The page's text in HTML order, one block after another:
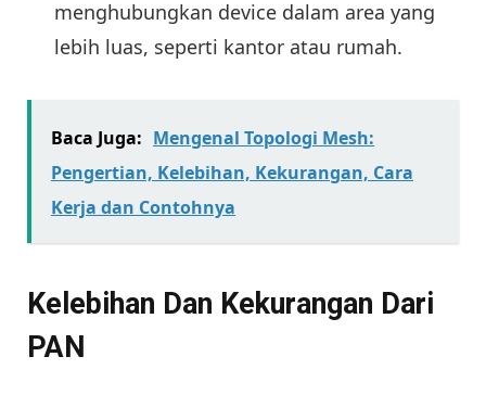
menghubungkan device dalam area yang
lebih luas, seperti kantor atau rumah.
Baca Juga: Mengenal Topologi Mesh:
Pengertian, Kelebihan, Kekurangan, Cara
Kerja dan Contohnya
Kelebihan Dan Kekurangan Dari
PAN